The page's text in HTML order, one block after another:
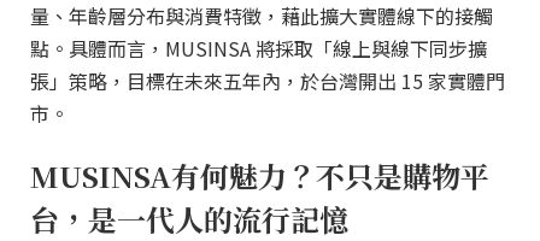
量、年齡層分布與消費特徵，藉此擴大實體線下的接觸
點。具體而言，MUSINSA 將採取「線上與線下同步擴
張」策略，目標在未來五年內，於台灣開出 15 家實體門
市。
MUSINSA有何魅力？不只是購物平
台，是一代人的流行記憶